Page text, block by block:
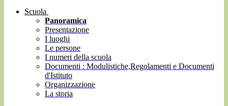
Scuola
Panoramica
Presentazione
I luoghi
Le persone
I numeri della scuola
Documenti : Modulistiche,Regolamenti e Documenti
d'Istituto
Organizzazione
La storia